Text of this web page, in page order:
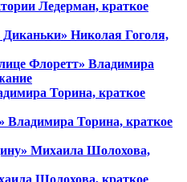
Ледерман, краткое
Диканьки» Николая Гоголя,
Флоретт» Владимира
Торина, краткое
Владимира Торина, краткое
Михаила Шолохова,
Шолохова, краткое